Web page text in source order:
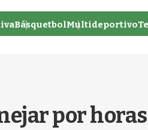
BásquetbolMultideportivo
por